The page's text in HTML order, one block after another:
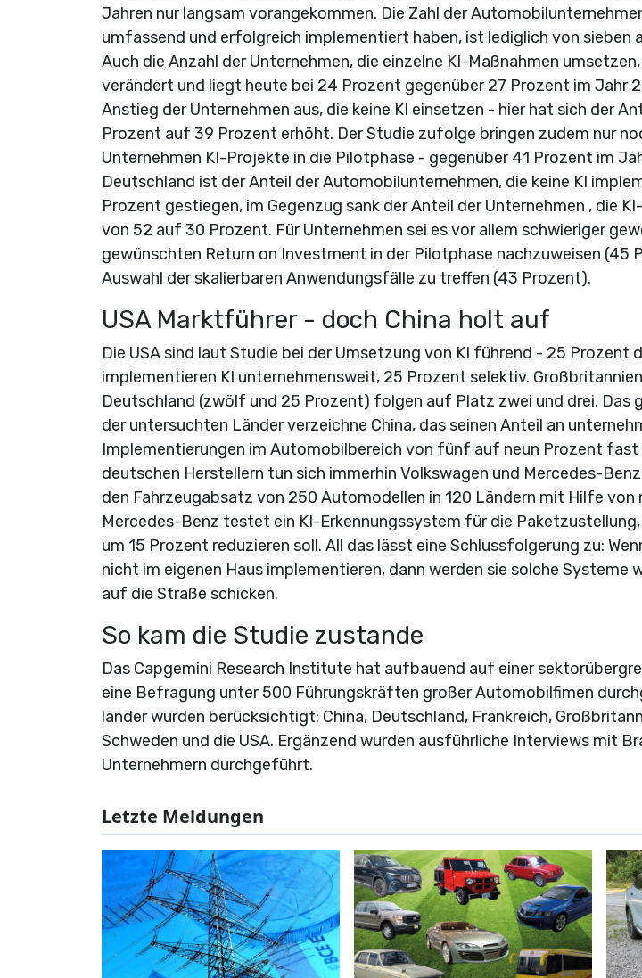
Jahren nur langsam vorangekommen. Die Zahl der
umfassend und erfolgreich implementiert haben, ist lediglich von sieben
Auch die Anzahl der Unternehmen, die einzelne KI-Maßnahmen
verändert und liegt heute bei 24 Prozent gegenüber 27 Prozent im Jahr
Anstieg der Unternehmen aus, die keine KI einsetzen - hier hat sich der
Prozent auf 39 Prozent erhöht. Der Studie zufolge bringen zudem nur
Unternehmen KI-Projekte in die Pilotphase - gegenüber 41 Prozent im
Deutschland ist der Anteil der Automobilunternehmen, die keine KI
Prozent gestiegen, im Gegenzug sank der Anteil der Unternehmen , die
von 52 auf 30 Prozent. Für Unternehmen sei es vor allem schwieriger
gewünschten Return on Investment in der Pilotphase nachzuweisen (45
Auswahl der skalierbaren Anwendungsfälle zu treffen (43 Prozent).
USA Marktführer - doch China holt auf
Die USA sind laut Studie bei der Umsetzung von KI führend - 25 Prozent
implementieren KI unternehmensweit, 25 Prozent selektiv.
Deutschland (zwölf und 25 Prozent) folgen auf Platz zwei und drei. Das
der untersuchten Länder verzeichne China, das seinen Anteil an
Implementierungen im Automobilbereich von fünf auf neun Prozent fast
deutschen Herstellern tun sich immerhin Volkswagen und Mercedes-
den Fahrzeugabsatz von 250 Automodellen in 120 Ländern mit Hilfe von
Mercedes-Benz testet ein KI-Erkennungssystem für die
um 15 Prozent reduzieren soll. All das lässt eine Schlussfolgerung zu:
nicht im eigenen Haus implementieren, dann werden sie solche Systeme
auf die Straße schicken.
So kam die Studie zustande
Das Capgemini Research Institute hat aufbauend auf einer
eine Befragung unter 500 Führungskräften großer Automobilfimen
länder wurden berücksichtigt: China, Deutschland, Frankreich,
Schweden und die USA. Ergänzend wurden ausführliche Interviews mit
Unternehmern durchgeführt.
Letzte Meldungen